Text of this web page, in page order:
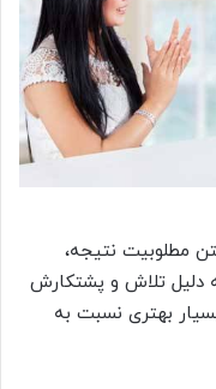
مطلوبیت نتیجه،
دلیل تلاش و پشتکارش
بهتری نسبت به